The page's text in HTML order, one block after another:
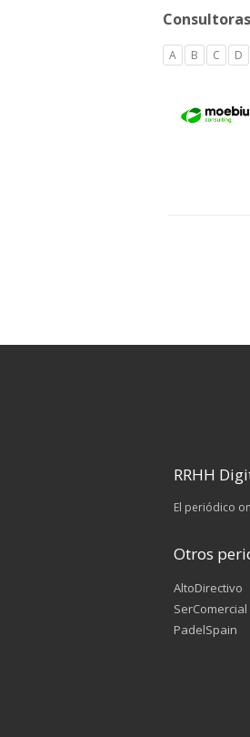
A B C D
RRHH
El periódico
Otros
AltoDirectivo
SerComercial
PadelSpain